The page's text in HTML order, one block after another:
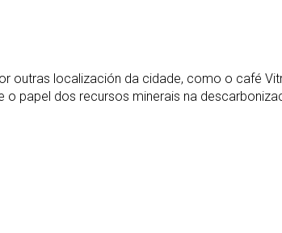
outras localización da cidade, como o café
o papel dos recursos minerais na